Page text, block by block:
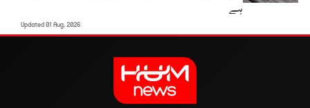
ہے
Updated 01 Aug, 2026